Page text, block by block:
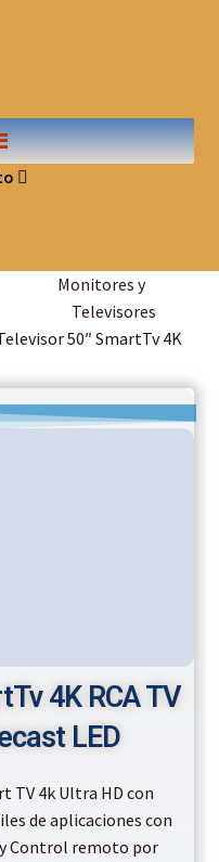
Monitores y
Televisores
50″ SmartTv 4K
4K RCA TV
LED
TV 4k Ultra HD con
de aplicaciones con
Control remoto por